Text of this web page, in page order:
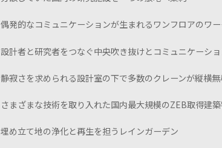
偶発的なコミュニケーションが生まれるワンフロアのワ
設計者と研究者をつなぐ中央吹き抜けとコミュニケーシ
静寂さを求められる設計室の下で多数のクレーンが縦横
さまざまな技術を取り入れた国内最大規模のZEB取得建
埋め立て地の浄化と再生を担うレインガーデン